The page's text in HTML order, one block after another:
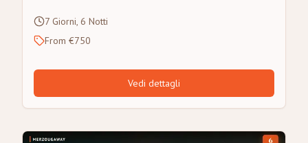
7 Giorni, 6 Notti
From €750
Vedi dettagli